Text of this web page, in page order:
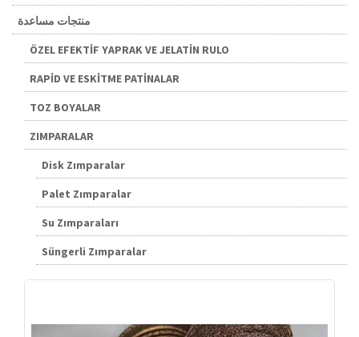
منتجات مساعدة
ÖZEL EFEKTİF YAPRAK VE JELATİN RULO
RAPİD VE ESKİTME PATİNALAR
TOZ BOYALAR
ZIMPARALAR
Disk Zımparalar
Palet Zımparalar
Su Zımparaları
Süngerli Zımparalar